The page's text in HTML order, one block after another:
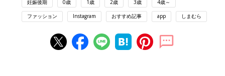
妊娠後期 0歳 1歳 2歳 3歳 4歳～
ファッション Instagram おすすめ記事 app しまむら